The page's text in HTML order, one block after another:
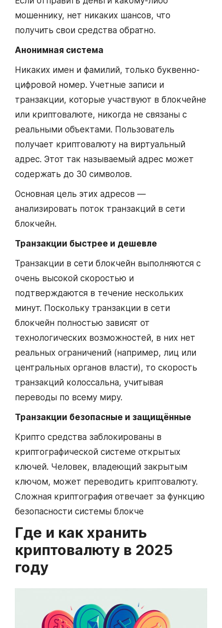
мошеннику, нет никаких шансов, что
получить свои средства обратно.
Анонимная система
Никаких имен и фамилий, только буквенно-
цифровой номер. Учетные записи и
транзакции, которые участвуют в блокчейне
или криптовалюте, никогда не связаны с
реальными объектами. Пользователь
получает криптовалюту на виртуальный
адрес. Этот так называемый адрес может
содержать до 30 символов.
Основная цель этих адресов —
анализировать поток транзакций в сети
блокчейн.
Транзакции быстрее и дешевле
Транзакции в сети блокчейн выполняются с
очень высокой скоростью и
подтверждаются в течение нескольких
минут. Поскольку транзакции в сети
блокчейн полностью зависят от
технологических возможностей, в них нет
реальных ограничений (например, лиц или
центральных органов власти), то скорость
транзакций колоссальна, учитывая
переводы по всему миру.
Транзакции безопасные и защищённые
Крипто средства заблокированы в
криптографической системе открытых
ключей. Человек, владеющий закрытым
ключом, может переводить криптовалюту.
Сложная криптография отвечает за функцию
безопасности системы блокче
Где и как хранить
криптовалюту в 2025
году